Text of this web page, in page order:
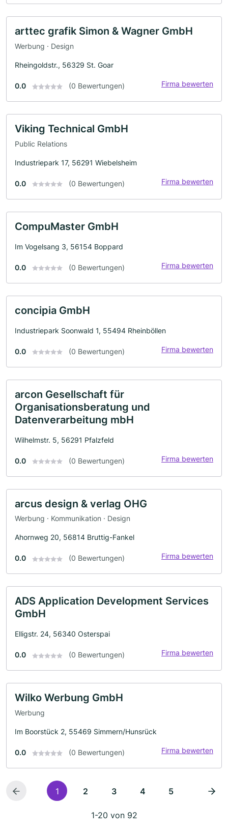
arttec grafik Simon & Wagner GmbH
Werbung · Design
Rheingoldstr., 56329 St. Goar
0.0 (0 Bewertungen) Firma bewerten
Viking Technical GmbH
Public Relations
Industriepark 17, 56291 Wiebelsheim
0.0 (0 Bewertungen) Firma bewerten
CompuMaster GmbH
Im Vogelsang 3, 56154 Boppard
0.0 (0 Bewertungen) Firma bewerten
concipia GmbH
Industriepark Soonwald 1, 55494 Rheinböllen
0.0 (0 Bewertungen) Firma bewerten
arcon Gesellschaft für
Organisationsberatung und
Datenverarbeitung mbH
Wilhelmstr. 5, 56291 Pfalzfeld
0.0 (0 Bewertungen) Firma bewerten
arcus design & verlag OHG
Werbung · Kommunikation · Design
Ahornweg 20, 56814 Bruttig-Fankel
0.0 (0 Bewertungen) Firma bewerten
ADS Application Development Services
GmbH
Elligstr. 24, 56340 Osterspai
0.0 (0 Bewertungen) Firma bewerten
Wilko Werbung GmbH
Werbung
Im Boorstück 2, 55469 Simmern/Hunsrück
0.0 (0 Bewertungen) Firma bewerten
1 2 3 4 5
1-20 von 92